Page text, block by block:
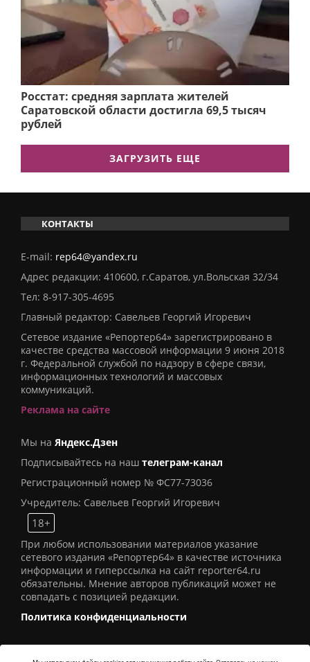
Росстат: средняя зарплата жителей
Саратовской области достигла 69,5 тысяч
рублей
ЗАГРУЗИТЬ ЕЩЕ
КОНТАКТЫ
E-mail: rep64@yandex.ru
Адрес редакции: 410600, г.Саратов, ул.Вольская 32/34
Тел: 8-917-305-4695
Главный редактор: Савельев Георгий Игоревич
Сетевое издание «Репортер64» зарегистрировано в
качестве средства массовой информации 9 июня 2018
г. Федеральной службой по надзору в сфере связи,
информационных технологий и массовых
коммуникаций.
Реклама на сайте
Мы на Яндекс.Дзен
Подписывайтесь на наш телеграм-канал
Регистрационный номер № ФС77-73036
Учредитель: Савельев Георгий Игоревич
18+
При любом использовании материалов указание
сетевого издания «Репортер64» в качестве источника
информации и гиперссылка на сайт reporter64.ru
обязательны. Мнение авторов публикаций может не
совпадать с позицией редакции.
Политика конфиденциальности